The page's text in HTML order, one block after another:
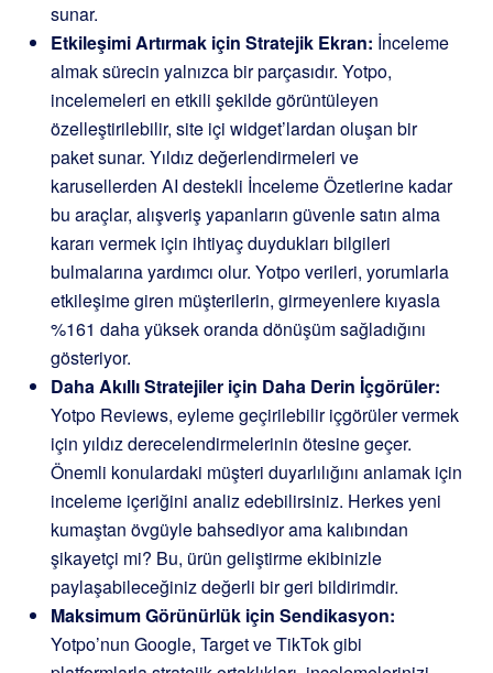
sunar.
Etkileşimi Artırmak için Stratejik Ekran: İnceleme
almak sürecin yalnızca bir parçasıdır. Yotpo,
incelemeleri en etkili şekilde görüntüleyen
özelleştirilebilir, site içi widget’lardan oluşan bir
paket sunar. Yıldız değerlendirmeleri ve
karusellerden AI destekli İnceleme Özetlerine kadar
bu araçlar, alışveriş yapanların güvenle satın alma
kararı vermek için ihtiyaç duydukları bilgileri
bulmalarına yardımcı olur. Yotpo verileri, yorumlarla
etkileşime giren müşterilerin, girmeyenlere kıyasla
%161 daha yüksek oranda dönüşüm sağladığını
gösteriyor.
Daha Akıllı Stratejiler için Daha Derin İçgörüler:
Yotpo Reviews, eyleme geçirilebilir içgörüler vermek
için yıldız derecelendirmelerinin ötesine geçer.
Önemli konulardaki müşteri duyarlılığını anlamak için
inceleme içeriğini analiz edebilirsiniz. Herkes yeni
kumaştan övgüyle bahsediyor ama kalıbından
şikayetçi mi? Bu, ürün geliştirme ekibinizle
paylaşabileceğiniz değerli bir geri bildirimdir.
Maksimum Görünürlük için Sendikasyon:
Yotpo’nun Google, Target ve TikTok gibi